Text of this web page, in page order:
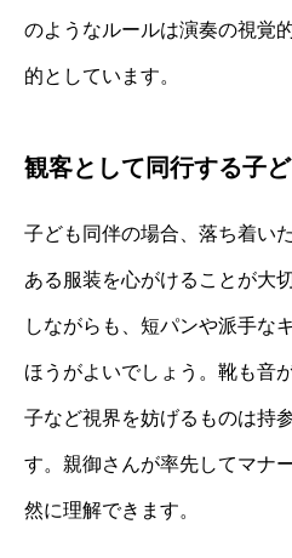
のようなルールは演奏の視覚
的としています。
観客として同行する子
子ども同伴の場合、落ち着い
ある服装を心がけることが大
しながらも、短パンや派手な
ほうがよいでしょう。靴も音
子など視界を妨げるものは持
す。親御さんが率先してマナ
然に理解できます。